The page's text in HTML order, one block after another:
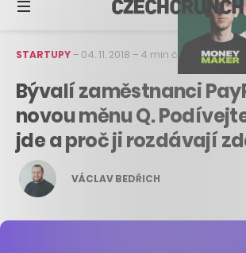
STARTUPY– 04. 11. 2018 – 4 min čtení
Bývalí zaměstnanci
novou měnu Q.
jde a proč ji rozdávají
VÁCLAV BEDŘICH